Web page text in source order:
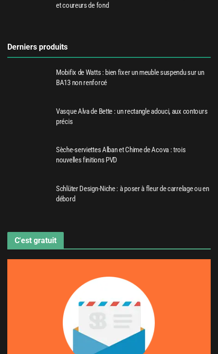
et coureurs de fond
Derniers produits
Mobifix de Watts : bien fixer un meuble suspendu sur un
BA13 non renforcé
Vasque Alva de Bette : un rectangle adouci, aux contours
précis
Sèche-serviettes Alban et Chime de Acova : trois
nouvelles finitions PVD
Schlüter Design-Niche : à poser à fleur de carrelage ou en
débord
C'est gratuit